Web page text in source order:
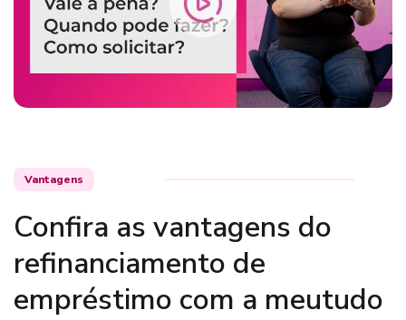
Vantagens
Confira as vantagens do
refinanciamento de
empréstimo com a meutudo